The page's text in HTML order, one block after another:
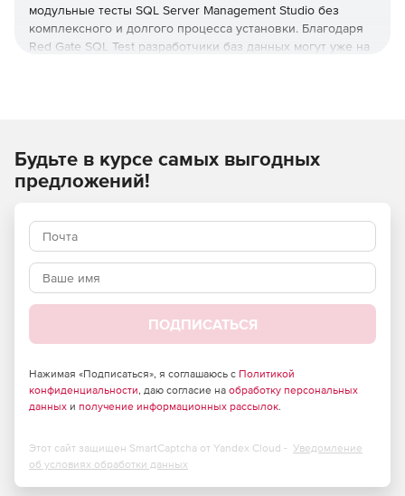
модульные тесты SQL Server Management Studio без
комплексного и долгого процесса установки. Благодаря
Red Gate SQL Test разработчики баз данных могут уже на
Создание тестов кода с помощью T-SQL в SQL Server
Management Studio.
Запуск тестов в один клик.
уведомление о выявленных ошибках.
Редактирование тестов в SQL Server Management
Использование SQL Prompt для ускорения работы с
Будьте в курсе самых выгодных
предложений!
ПОДПИСАТЬСЯ
Нажимая «Подписаться», я соглашаюсь с Политикой
конфиденциальности, даю согласие на обработку персональных
данных и получение информационных рассылок.
Этот сайт защищен SmartCaptcha от Yandex Cloud - Уведомление
об условиях обработки данных